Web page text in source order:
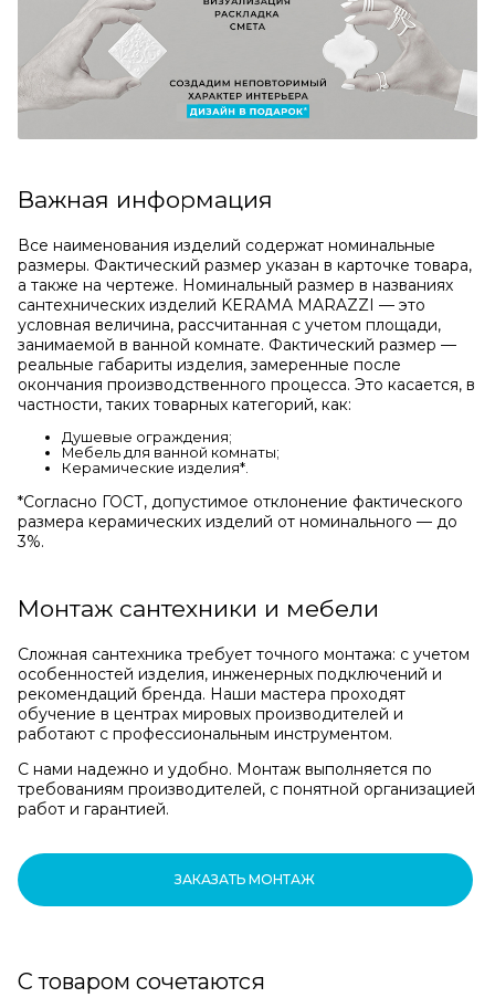
Важная информация
Все наименования изделий содержат номинальные
размеры. Фактический размер указан в карточке товара,
а также на чертеже. Номинальный размер в названиях
сантехнических изделий KERAMA MARAZZI — это
условная величина, рассчитанная с учетом площади,
занимаемой в ванной комнате. Фактический размер —
реальные габариты изделия, замеренные после
окончания производственного процесса. Это касается, в
частности, таких товарных категорий, как:
Душевые ограждения;
Мебель для ванной комнаты;
Керамические изделия*.
*Cогласно ГОСТ, допустимое отклонение фактического
размера керамических изделий от номинального — до
3%.
Монтаж сантехники и мебели
Сложная сантехника требует точного монтажа: с учетом
особенностей изделия, инженерных подключений и
рекомендаций бренда. Наши мастера проходят
обучение в центрах мировых производителей и
работают с профессиональным инструментом.
С нами надежно и удобно. Монтаж выполняется по
требованиям производителей, с понятной организацией
работ и гарантией.
ЗАКАЗАТЬ МОНТАЖ
С товаром сочетаются